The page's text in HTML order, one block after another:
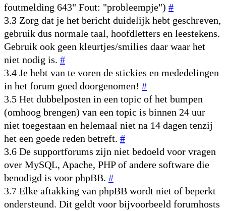
foutmelding 643" Fout: "probleempje") #
3.3 Zorg dat je het bericht duidelijk hebt geschreven,
gebruik dus normale taal, hoofdletters en leestekens.
Gebruik ook geen kleurtjes/smilies daar waar het
niet nodig is. #
3.4 Je hebt van te voren de stickies en mededelingen
in het forum goed doorgenomen! #
3.5 Het dubbelposten in een topic of het bumpen
(omhoog brengen) van een topic is binnen 24 uur
niet toegestaan en helemaal niet na 14 dagen tenzij
het een goede reden betreft. #
3.6 De supportforums zijn niet bedoeld voor vragen
over MySQL, Apache, PHP of andere software die
benodigd is voor phpBB. #
3.7 Elke aftakking van phpBB wordt niet of beperkt
ondersteund. Dit geldt voor bijvoorbeeld forumhosts